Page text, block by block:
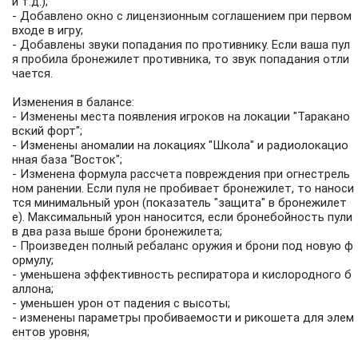
- Добавлено окно с лицензионным соглашением при первом
входе в игру;
- Добавлены звуки попадания по противнику. Если ваша пул
я пробила бронежилет противника, то звук попадания отли
чается.
Изменения в балансе:
- Изменены места появления игроков на локации "Таракано
вский форт";
- Изменены аномалии на локациях "Школа" и радиолокацио
нная база "Восток";
- Изменена формула рассчета повреждения при огнестрель
ном ранении. Если пуля не пробивает бронежилет, то наноси
тся минимальный урон (показатель "защита" в бронежилет
е). Максимальный урон наносится, если бронебойность пули
в два раза выше брони бронежилета;
- Произведен полный ребаланс оружия и брони под новую ф
ормулу;
- уменьшена эффективность респиратора и кислородного б
аллона;
- уменьшен урон от падения с высоты;
- изменены параметры пробиваемости и рикошета для элем
ентов уровня;